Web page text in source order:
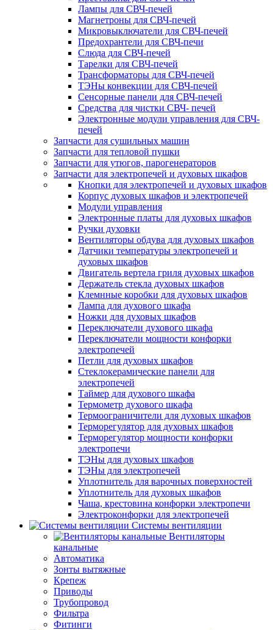
Лампы для СВЧ-печей
Магнетроны для СВЧ-печей
Микровыключатели для СВЧ-печей
Предохрантели для СВЧ-печи
Слюда для СВЧ-печей
Тарелки для СВЧ-печей
Трансформаторы для СВЧ-печей
ТЭНы конвекции для СВЧ-печей
Сенсорные панели для СВЧ-печей
Средства для чистки СВЧ- печей
Электронные модули управления для СВЧ-
печей
Запчасти для сушильных машин
Запчасти для тепловой пушки
Запчасти для утюгов, парогенераторов
Запчасти для электропечей и духовых шкафов
Кнопки для электропечей и духовых шкафов
Корпус духовых шкафов и электропечей
Модули управления
Электронные платы для духовых шкафов
Ручки духовки
Вентиляторы обдува для духовых шкафов
Датчики температуры электропечей и
духовых шкафов
Двигатель вертела гриля духовых шкафов
Держатель стекла духовых шкафов
Клемнные коробки для духовых шкафов
Лампа для духового шкафа
Ножки для духовых шкафов
Переключатели духового шкафа
Переключатели мощности конфорки
электропечей
Петли для духовых шкафов
Стеклокерамические панели для
электропечей
Таймер для духового шкафа
Термометр духового шкафа
Термоограничители для духовых шкафов
Терморегулятор для духовых шкафов
Терморегулятор мощности конфорки
электропечи
ТЭНы для духовых шкафов
ТЭНы для электропечей
Уплотнитель для варочных поверхностей
Уплотнитель для духовых шкафов
Чаша, крестовина конфорки электропечи
Электроконфорки для электропечей
Системы вентиляции
Вентиляторы
канальные
Автоматика
Зонты вытяжные
Крепеж
Приводы
Трубопровод
Фильтра
Фитинги